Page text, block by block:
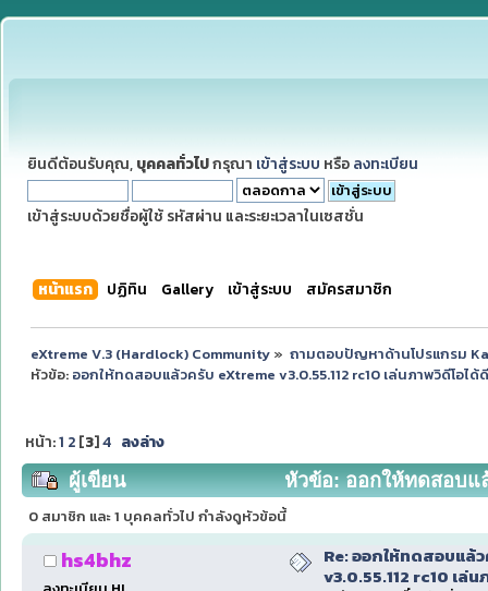
ยินดีต้อนรับคุณ, บุคคลทั่วไปกรุณา เข้าสู่ระบบ หรือ ลงทะเบียน
เข้าสู่ระบบด้วยชื่อผู้ใช้ รหัสผ่าน และระยะเวลาในเซสชั่น
หน้าแรก ปฏิทิน Gallery เข้าสู่ระบบ สมัครสมาชิก
eXtreme V.3 (Hardlock) Community» ถามตอบปัญหาด้านโปรแกรม
หัวข้อ: ออกให้ทดสอบแล้วครับ eXtreme v3.0.55.112 rc10 เล่นภาพวิดีโอได้
หน้า:1 2[3]4 ลงล่าง
ผู้เขียน
หัวข้อ: ออกให้ทดสอบแ
58729 ครั้ง)
0 สมาชิก และ 1 บุคคลทั่วไป กำลังดูหัวข้อนี้
hs4bhz
Re: ออกให้ทดสอบแล้
v3.0.55.112 rc10 เล่